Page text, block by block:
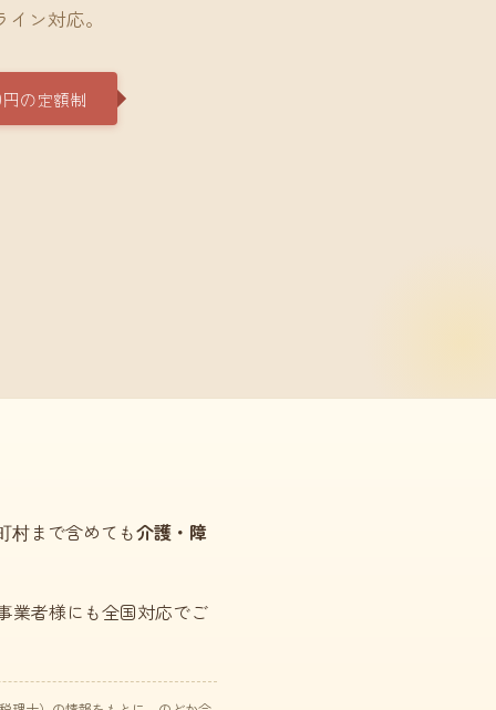
ン対応。
の定額制
村まで含めても介護・障
業者様にも全国対応でご